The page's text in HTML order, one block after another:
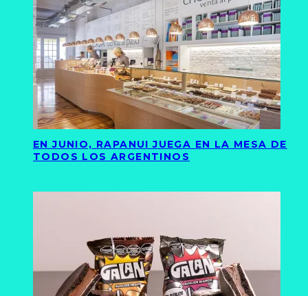
EN JUNIO, RAPANUI JUEGA EN LA MESA DE
TODOS LOS ARGENTINOS